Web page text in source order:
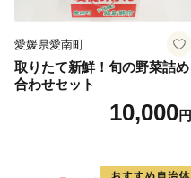
愛媛県愛南町
取りたて新鮮！旬の野菜詰め
合わせセット
10,000円